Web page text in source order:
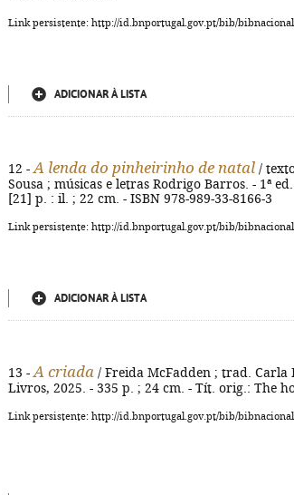
Link persistente: http://id.bnportugal.gov.pt/bib/
ADICIONAR À LISTA
12 - A lenda do pinheirinho de natal /
Sousa ; músicas e letras Rodrigo Barros. - 1ª
[21] p. : il. ; 22 cm. - ISBN 978-989-33-8166-3
Link persistente: http://id.bnportugal.gov.pt/bib/
ADICIONAR À LISTA
13 - A criada / Freida McFadden ; trad. Carla
Livros, 2025. - 335 p. ; 24 cm. - Tít. orig.: The
Link persistente: http://id.bnportugal.gov.pt/bib/